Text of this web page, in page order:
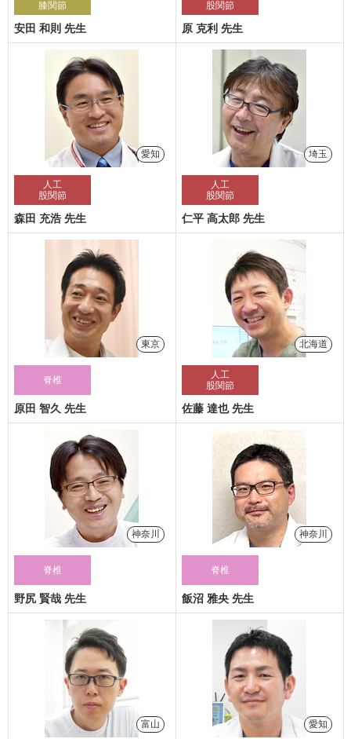
膝関節
安田 和則 先生
股関節
原 克利 先生
愛知
人工
股関節
森田 充浩 先生
埼玉
人工
股関節
仁平 高太郎 先生
東京
脊椎
原田 智久 先生
北海道
人工
股関節
佐藤 達也 先生
神奈川
脊椎
野尻 賢哉 先生
神奈川
脊椎
飯沼 雅央 先生
富山 愛知